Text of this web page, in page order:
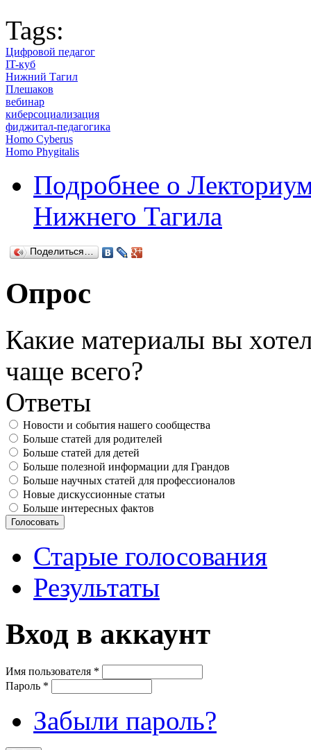
Tags:
Цифровой педагог
IT-куб
Нижний Тагил
Плешаков
вебинар
киберсоциализация
фиджитал-педагогика
Homo Cyberus
Homo Phygitalis
Подробнее о
Нижнего Тагила
Поделиться…
Опрос
Какие материалы вы
чаще всего?
Ответы
Новости и события нашего сообщества
Больше статей для родителей
Больше статей для детей
Больше полезной информации для Грандов
Больше научных статей для профессионалов
Новые дискуссионные статьи
Больше интересных фактов
Старые голосования
Результаты
Вход в аккаунт
Имя пользователя *
Пароль *
Забыли пароль?